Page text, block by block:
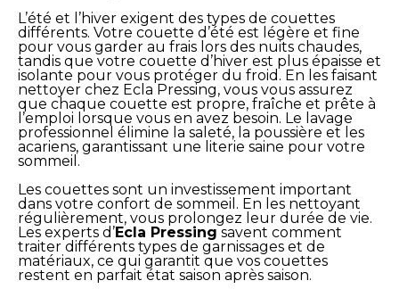
L’été et l’hiver exigent des types de couettes
différents. Votre couette d’été est légère et fine
pour vous garder au frais lors des nuits chaudes,
tandis que votre couette d’hiver est plus épaisse et
isolante pour vous protéger du froid. En les faisant
nettoyer chez Ecla Pressing, vous vous assurez
que chaque couette est propre, fraîche et prête à
l’emploi lorsque vous en avez besoin. Le lavage
professionnel élimine la saleté, la poussière et les
acariens, garantissant une literie saine pour votre
sommeil.
Les couettes sont un investissement important
dans votre confort de sommeil. En les nettoyant
régulièrement, vous prolongez leur durée de vie.
Les experts d’Ecla Pressing savent comment
traiter différents types de garnissages et de
matériaux, ce qui garantit que vos couettes
restent en parfait état saison après saison.